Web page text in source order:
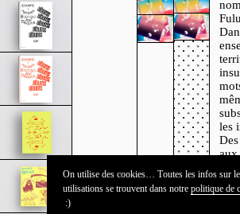
On utilise des cookies… Toutes les infos sur
utilisations se trouvent dans notre politique de
:)
les
aux